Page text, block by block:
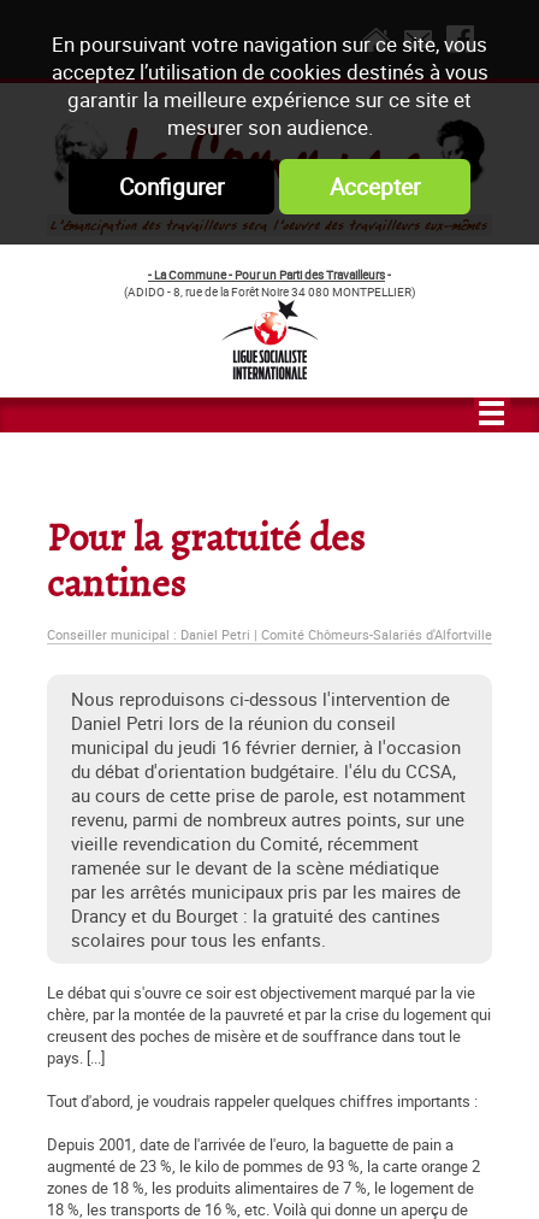
En poursuivant votre navigation sur ce site, vous
acceptez l’utilisation de cookies destinés à vous
garantir la meilleure expérience sur ce site et
mesurer son audience.
Configurer Accepter
- La Commune - Pour un Parti des Travailleurs-
(ADIDO - 8, rue de la Forêt Noire 34 080 MONTPELLIER)
Pour la gratuité des
cantines
Conseiller municipal : Daniel Petri | Comité Chômeurs-Salariés d'Alfortville
Nous reproduisons ci-dessous l'intervention de
Daniel Petri lors de la réunion du conseil
municipal du jeudi 16 février dernier, à l'occasion
du débat d'orientation budgétaire. l'élu du CCSA,
au cours de cette prise de parole, est notamment
revenu, parmi de nombreux autres points, sur une
vieille revendication du Comité, récemment
ramenée sur le devant de la scène médiatique
par les arrêtés municipaux pris par les maires de
Drancy et du Bourget : la gratuité des cantines
scolaires pour tous les enfants.
Le débat qui s'ouvre ce soir est objectivement marqué par la vie
chère, par la montée de la pau­vreté et par la crise du logement qui
creusent des poches de misère et de souffrance dans tout le
pays. [...]
Tout d'abord, je voudrais rappeler quelques chiffres importants :
Depuis 2001, date de l'arrivée de l'euro, la baguette de pain a
augmenté de 23 %, le kilo de pommes de 93 %, la carte orange 2
zones de 18 %, les produits alimentaires de 7 %, le logement de
18 %, les transports de 16 %, etc. Voilà qui donne un aperçu de